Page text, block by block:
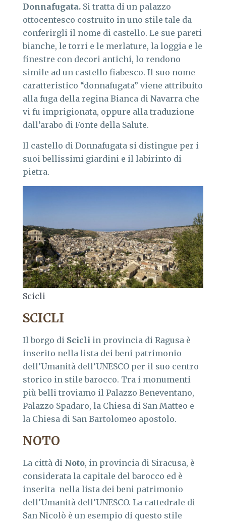
Donnafugata. Si tratta di un palazzo
ottocentesco costruito in uno stile tale da
conferirgli il nome di castello. Le sue pareti
bianche, le torri e le merlature, la loggia e le
finestre con decori antichi, lo rendono
simile ad un castello fiabesco. Il suo nome
caratteristico “donnafugata” viene attribuito
alla fuga della regina Bianca di Navarra che
vi fu imprigionata, oppure alla traduzione
dall’arabo di Fonte della Salute.
Il castello di Donnafugata si distingue per i
suoi bellissimi giardini e il labirinto di
pietra.
Scicli
SCICLI
Il borgo di Scicli in provincia di Ragusa è
inserito nella lista dei beni patrimonio
dell’Umanità dell’UNESCO per il suo centro
storico in stile barocco. Tra i monumenti
più belli troviamo il Palazzo Beneventano,
Palazzo Spadaro, la Chiesa di San Matteo e
la Chiesa di San Bartolomeo apostolo.
NOTO
La città di Noto, in provincia di Siracusa, è
considerata la capitale del barocco ed è
inserita nella lista dei beni patrimonio
dell’Umanità dell’UNESCO. La cattedrale di
San Nicolò è un esempio di questo stile